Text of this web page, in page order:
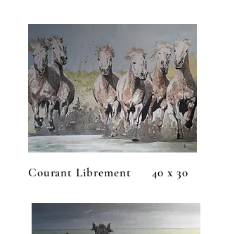
Courant Librement 40 x 30